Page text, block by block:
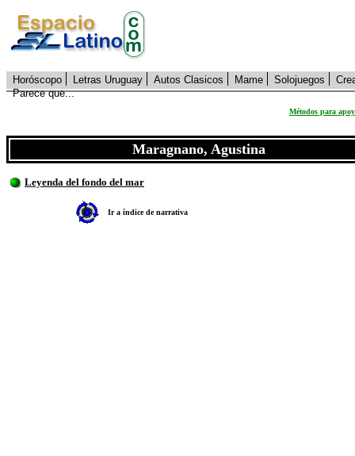
Horóscopo Letras Uruguay Autos Clasicos Mame Solojuegos
Parece que...
Métodos para
Maragnano, Agustina
Leyenda del fondo del mar
Ir a índice de narrativa